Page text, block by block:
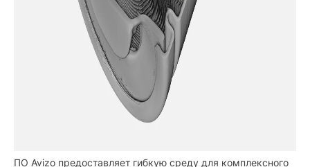
ПО Avizo предоставляет гибкую среду для комплексного